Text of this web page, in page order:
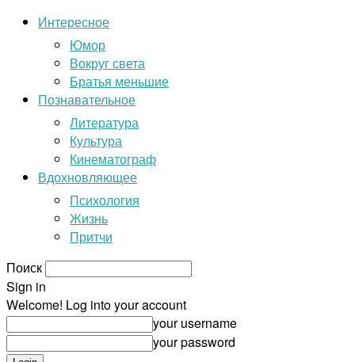
Интересное
Юмор
Вокруг света
Братья меньшие
Познавательное
Литература
Культура
Кинематограф
Вдохновляющее
Психология
Жизнь
Притчи
Поиск
Sign in
Welcome! Log into your account
your username
your password